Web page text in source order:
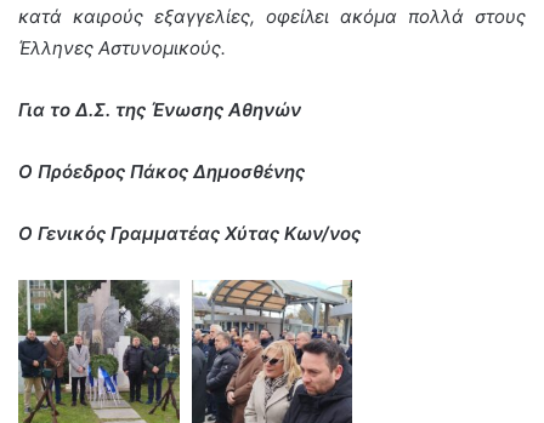
κατά καιρούς εξαγγελίες, οφείλει ακόμα πολλά στους
Έλληνες Αστυνομικούς.
Για το Δ.Σ. της Ένωσης Αθηνών
Ο Πρόεδρος Πάκος Δημοσθένης
Ο Γενικός Γραμματέας Χύτας Κων/νος